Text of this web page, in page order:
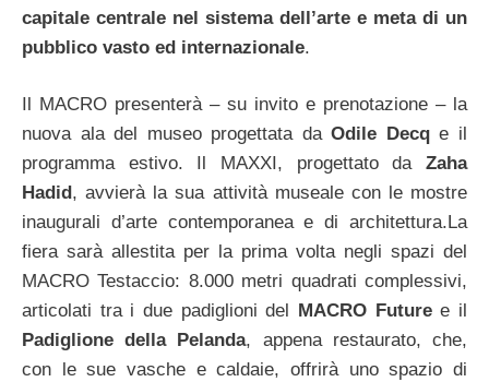
capitale centrale nel sistema dell’arte e meta di un
pubblico vasto ed internazionale.
Il MACRO presenterà – su invito e prenotazione – la
nuova ala del museo progettata daOdile Decqe il
programma estivo. Il MAXXI, progettato da Zaha
Hadid, avvierà la sua attività museale con le mostre
inaugurali d’arte contemporanea e di architettura.La
fiera sarà allestita per la prima volta negli spazi del
MACRO Testaccio: 8.000 metri quadrati complessivi,
articolati tra i due padiglioni del MACRO Futuree il
Padiglione della Pelanda, appena restaurato, che,
con le sue vasche e caldaie, offrirà uno spazio di